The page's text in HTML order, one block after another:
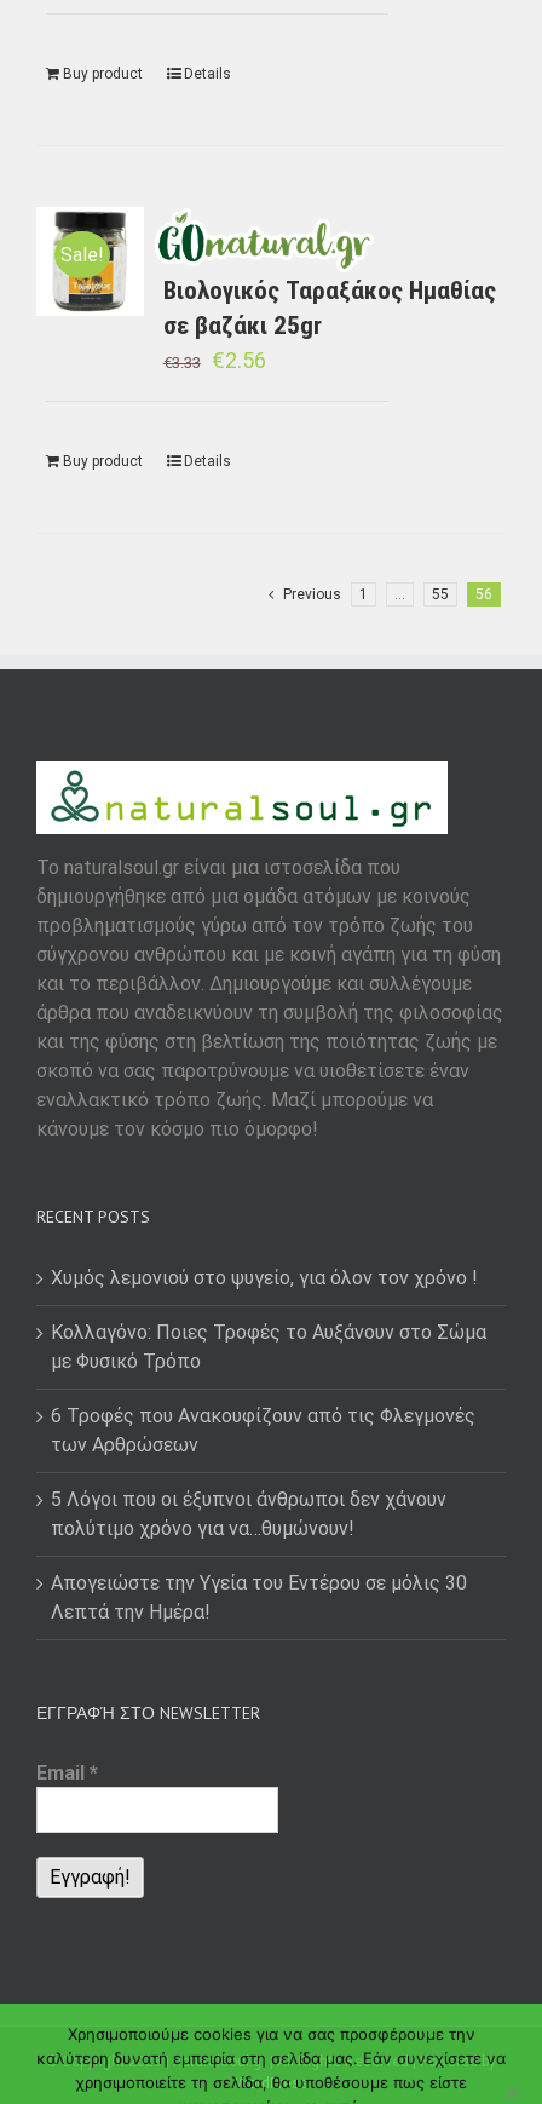
Buy product Details
Sale!
Βιολογικός Ταραξάκος Ημαθίας
σε βαζάκι 25gr
€3.33 €2.56
Buy product Details
Previous 1 … 55 56
To naturalsoul.gr είναι μια ιστοσελίδα που
δημιουργήθηκε από μια ομάδα ατόμων με κοινούς
προβληματισμούς γύρω από τον τρόπο ζωής του
σύγχρονου ανθρώπου και με κοινή αγάπη για τη φύση
και το περιβάλλον. Δημιουργούμε και συλλέγουμε
άρθρα που αναδεικνύουν τη συμβολή της φιλοσοφίας
και της φύσης στη βελτίωση της ποιότητας ζωής με
σκοπό να σας παροτρύνουμε να υιοθετίσετε έναν
εναλλακτικό τρόπο ζωής. Μαζί μπορούμε να
κάνουμε τον κόσμο πιο όμορφο!
RECENT POSTS
Χυμός λεμονιού στο ψυγείο, για όλον τον χρόνο !
Κολλαγόνο: Ποιες Τροφές το Αυξάνουν στο Σώμα
με Φυσικό Τρόπο
6 Τροφές που Ανακουφίζουν από τις Φλεγμονές
των Αρθρώσεων
5 Λόγοι που οι έξυπνοι άνθρωποι δεν χάνουν
πολύτιμο χρόνο για να…θυμώνουν!
Απογειώστε την Υγεία του Εντέρου σε μόλις 30
Λεπτά την Ημέρα!
ΕΓΓΡΑΦΉ ΣΤΟ NEWSLETTER
Email *
© Copyright2026 | naturalsoul.gr | All Rights Reserved | Powered by
WordPress
Χρησιμοποιούμε cookies για να σας προσφέρουμε την
καλύτερη δυνατή εμπειρία στη σελίδα μας. Εάν συνεχίσετε να
χρησιμοποιείτε τη σελίδα, θα υποθέσουμε πως είστε